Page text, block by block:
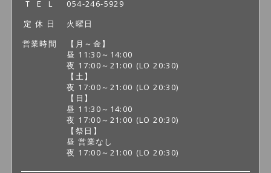
Ｔ Ｅ Ｌ
054-246-5929
定 休 日
火曜日
営業時間
【月～金】
昼 11:30～14:00
夜 17:00～21:00 (LO 20:30)
【土】
夜 17:00～21:00 (LO 20:30)
【日】
昼 11:30～14:00
夜 17:00～21:00 (LO 20:30)
【祭日】
昼 営業なし
夜 17:00～21:00 (LO 20:30)